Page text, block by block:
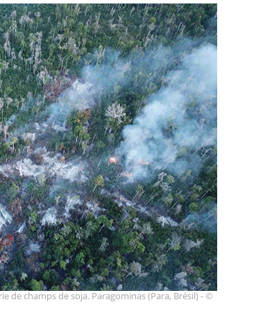
de champs de soja. Paragominas (Para, Brésil) - ©